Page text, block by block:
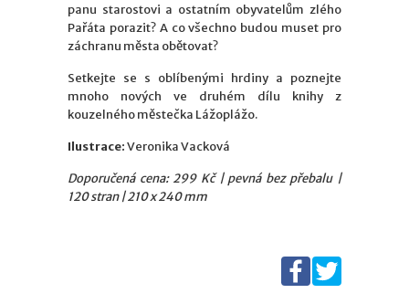
panu starostovi a ostatním obyvatelům zlého
Pařáta porazit? A co všechno budou muset pro
záchranu města obětovat?
Setkejte se s oblíbenými hrdiny a poznejte
mnoho nových ve druhém dílu knihy z
kouzelného městečka Lážoplážo.
Ilustrace:Veronika Vacková
Doporučená cena: 299 Kč | pevná bez přebalu |
120 stran | 210 x 240 mm